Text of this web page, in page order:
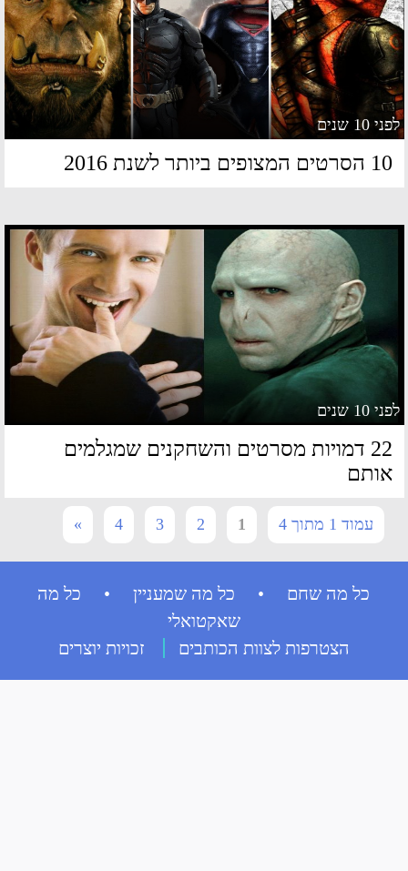
שנים
המצופים ביותר לשנת 2016
שנים
22 דמויות מסרטים והשחקנים שמגלמים
עמוד 1 מתוך 4
כל מה שחם • כל מה שמעניין • כל מה
שאקטואלי
הצטרפות לצוות הכותבים
זכויות יוצרים